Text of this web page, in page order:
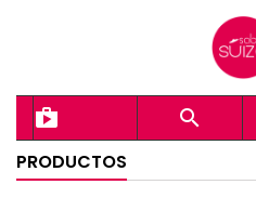
shopping_bag

PRODUCTOS